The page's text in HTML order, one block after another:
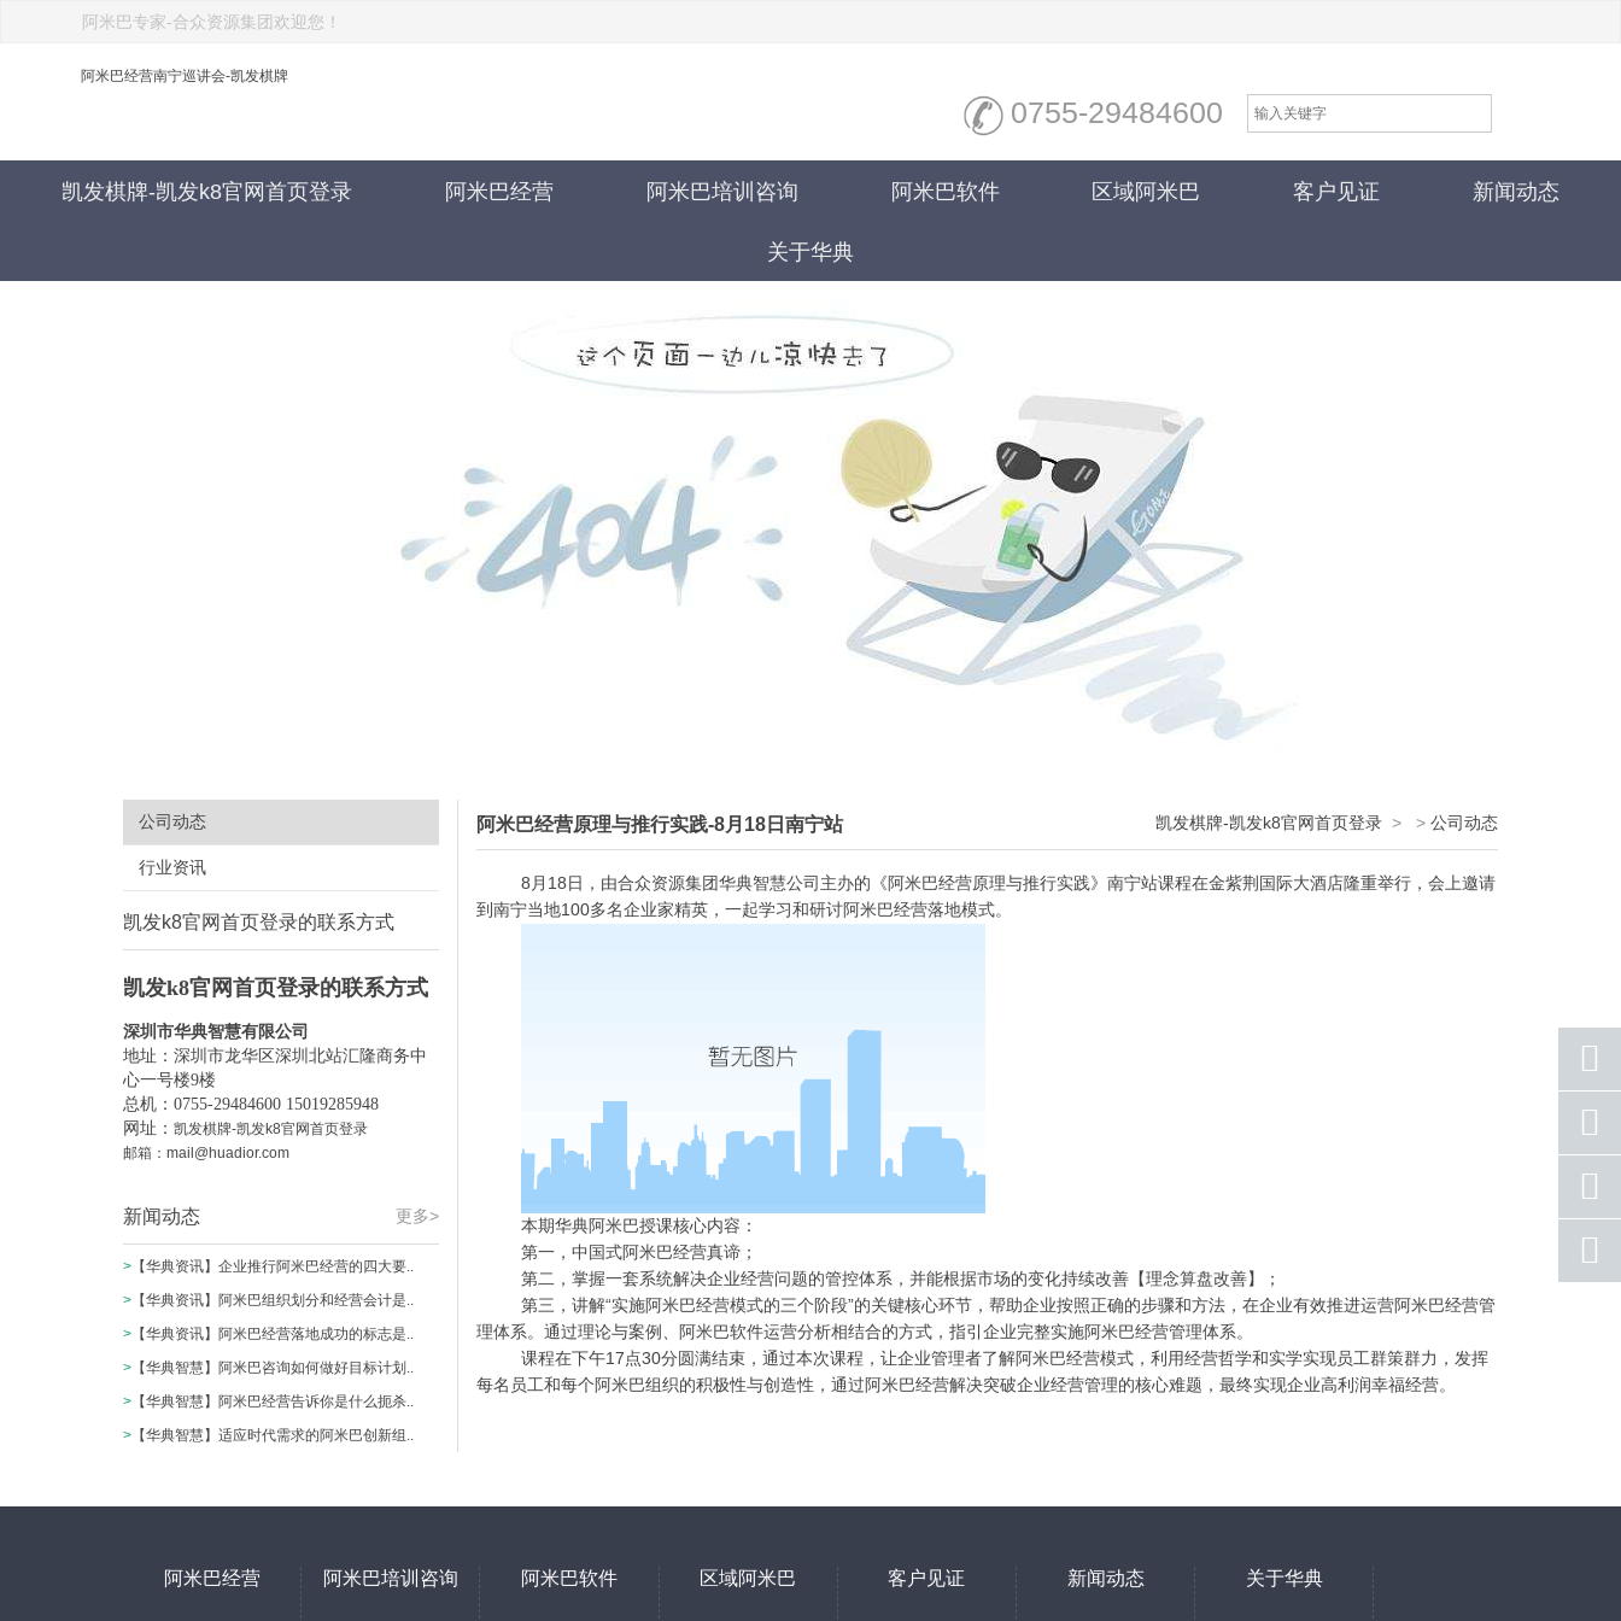
阿米巴专家-合众资源集团欢迎您！
阿米巴经营南宁巡讲会-凯发棋牌
0755-29484600
凯发棋牌-凯发k8官网首页登录 阿米巴经营 阿米巴培训咨询 阿米巴软件 区域阿米巴 客户见证 新闻动态
关于华典
公司动态
行业资讯
凯发k8官网首页登录的联系方式
凯发k8官网首页登录的联系方式
深圳市华典智慧有限公司
地址：深圳市龙华区深圳北站汇隆商务中
心一号楼9楼
总机：0755-29484600 15019285948
网址： 凯发棋牌-凯发k8官网首页登录
邮箱： mail@huadior.com
更多>
新闻动态
> 【华典资讯】企业推行阿米巴经营的四大要..
> 【华典资讯】阿米巴组织划分和经营会计是..
> 【华典资讯】阿米巴经营落地成功的标志是..
> 【华典智慧】阿米巴咨询如何做好目标计划..
> 【华典智慧】阿米巴经营告诉你是什么扼杀..
> 【华典智慧】适应时代需求的阿米巴创新组..
阿米巴经营原理与推行实践-8月18日南宁站 凯发棋牌-凯发k8官网首页登录 > > 公司动态
8月 18日，由合众资源集团华典智慧公司主办的《阿米巴经营原理与推行实践》南宁站课程在金紫荆国际大酒店隆重举行，会上邀请
到南宁当地100多名企业家精英，一起学习和研讨阿米巴经营落地模式。
本期华典阿米巴授课核心内容：
第一，中国式阿米巴经营真谛；
第二，掌握一套系统解决企业经营问题的管控体系，并能根据市场的变化持续改善【理念算盘改善】；
第三，讲解“实施阿米巴经营模式的三个阶段”的关键核心环节，帮助企业按照正确的步骤和方法，在企业有效推进运营阿米巴经营管
理体系。通过理论与案例、阿米巴软件运营分析相结合的方式，指引企业完整实施阿米巴经营管理体系。
课程在下午17点30分圆满结束，通过本次课程，让企业管理者了解阿米巴经营模式，利用经营哲学和实学实现员工群策群力，发挥
每名员工和每个阿米巴组织的积极性与创造性，通过阿米巴经营解决突破企业经营管理的核心难题，最终实现企业高利润幸福经营。
阿米巴经营 阿米巴培训咨询 阿米巴软件 区域阿米巴 客户见证 新闻动态 关于华典
座机
手机
qq